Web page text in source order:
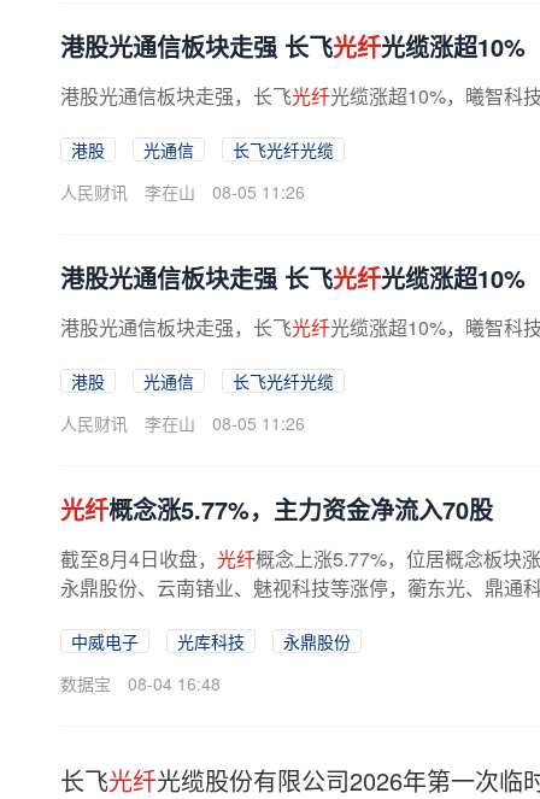
港股光通信板块走强 长飞光纤光缆涨超10%
港股光通信板块走强，长飞光纤光缆涨超10%，曦智科
港股 光通信
长飞光纤光缆
人民财讯
李在山 08-05 11:26
港股光通信板块走强 长飞光纤光缆涨超10%
港股光通信板块走强，长飞光纤光缆涨超10%，曦智科
港股 光通信
长飞光纤光缆
人民财讯
李在山 08-05 11:26
光纤概念涨5.77%，主力资金净流入70股
截至8月4日收盘， 光纤概念上涨5.77%，位居概念板块
永鼎股份、云南锗业、魅视科技等涨停，蘅东光、鼎通
中威电子 光库科技
永鼎股份
数据宝
08-04 16:48
长飞光纤光缆股份有限公司2026年第一次临